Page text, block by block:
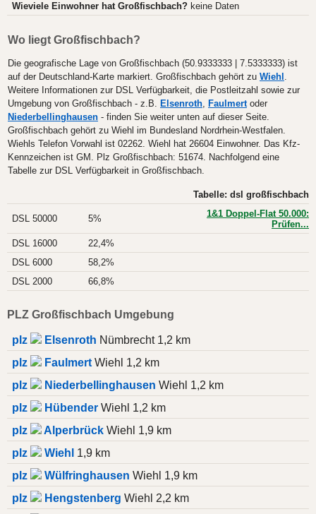
Wieviele Einwohner hat Großfischbach? keine Daten
Wo liegt Großfischbach?
Die geografische Lage von Großfischbach (50.9333333 | 7.5333333) ist
auf der Deutschland-Karte markiert. Großfischbach gehört zu Wiehl .
Weitere Informationen zur DSL Verfügbarkeit, die Postleitzahl sowie zur
Umgebung von Großfischbach - z.B. Elsenroth, Faulmertoder
Niederbellinghausen - finden Sie weiter unten auf dieser Seite.
Großfischbach gehört zu Wiehl im Bundesland Nordrhein-Westfalen.
Wiehls Telefon Vorwahl ist 02262. Wiehl hat 26604 Einwohner. Das Kfz-
Kennzeichen ist GM. Plz Großfischbach: 51674. Nachfolgend eine
Tabelle zur DSL Verfügbarkeit in Großfischbach.
Tabelle: dsl großfischbach
DSL 50000 5%
1&1 Doppel-Flat 50.000:
Prüfen...
DSL 16000
22,4%
DSL 6000
58,2%
DSL 2000
66,8%
PLZ Großfischbach Umgebung
plz Elsenroth Nümbrecht 1,2 km
plz
Faulmert Wiehl 1,2 km
plz
Niederbellinghausen Wiehl 1,2 km
plz
Hübender Wiehl 1,2 km
plz
Alperbrück Wiehl 1,9 km
plz
Wiehl 1,9 km
plz
Wülfringhausen Wiehl 1,9 km
plz
Hengstenberg Wiehl 2,2 km